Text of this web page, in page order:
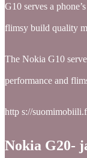
G10 serves a
flimsy build quality
The Nokia G10
performance and
http s://
Nokia G20-